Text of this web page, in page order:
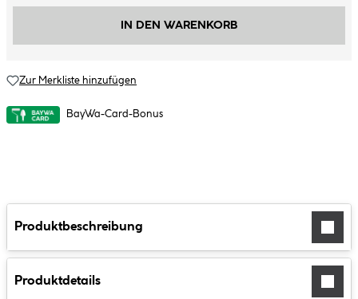
IN DEN WARENKORB
Zur Merkliste hinzufügen
BayWa-Card-Bonus
Produktbeschreibung
Produktdetails